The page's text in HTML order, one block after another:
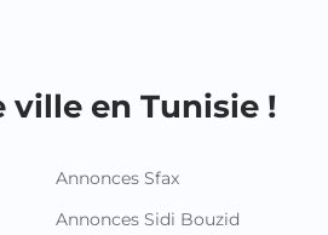
ville en Tunisie !
Annonces Sfax
Annonces Sidi Bouzid